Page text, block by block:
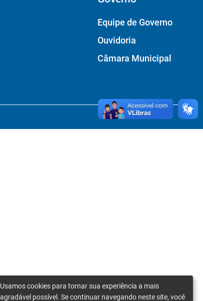
Equipe de Governo
Ouvidoria
Câmara Municipal
Usamos cookies para tornar sua experiência a mais
agradável possível. Se continuar navegando neste site, você